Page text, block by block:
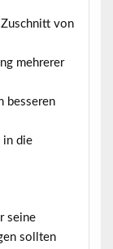
Zuschnitt von
mehrerer
besseren
in die
seine
sollten